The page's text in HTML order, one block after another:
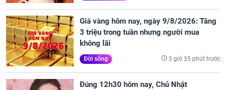
Giá vàng hôm nay, ngày 9/8/2026: Tăng
3 triệu trong tuần nhưng người mua
không lãi
Đời sống 3 giờ 35 phút trước
Đúng 12h30 hôm nay, Chủ Nhật